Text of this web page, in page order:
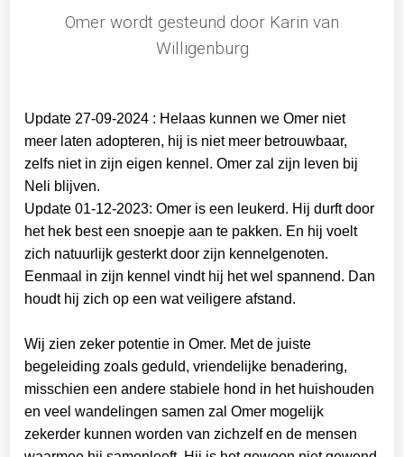
Omer wordt gesteund door Karin van
Willigenburg
Update 27-09-2024 : Helaas kunnen we Omer niet
meer laten adopteren, hij is niet meer betrouwbaar,
zelfs niet in zijn eigen kennel. Omer zal zijn leven bij
Neli blijven.
Update 01-12-2023: Omer is een leukerd. Hij durft door
het hek best een snoepje aan te pakken. En hij voelt
zich natuurlijk gesterkt door zijn kennelgenoten.
Eenmaal in zijn kennel vindt hij het wel spannend. Dan
houdt hij zich op een wat veiligere afstand.
Wij zien zeker potentie in Omer. Met de juiste
begeleiding zoals geduld, vriendelijke benadering,
misschien een andere stabiele hond in het huishouden
en veel wandelingen samen zal Omer mogelijk
zekerder kunnen worden van zichzelf en de mensen